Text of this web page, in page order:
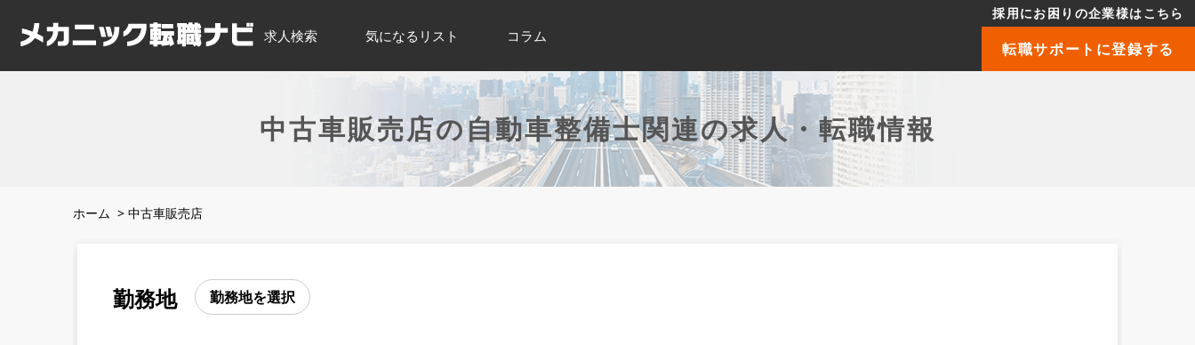
求人検索 気になるリスト コラム
採用にお困りの企業様はこちら
転職サポートに登録する
中古車販売店の自動車整備士関連の求人・転職情報
ホーム > 中古車販売店
勤務地 勤務地を選択